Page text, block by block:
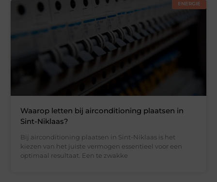
ENERGIE
Waarop letten bij airconditioning plaatsen in
Sint-Niklaas?
Bij airconditioning plaatsen in Sint-Niklaas is het
kiezen van het juiste vermogen essentieel voor een
optimaal resultaat. Een te zwakke